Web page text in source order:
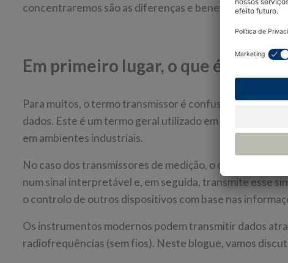
concentraremos são as diferenças e benefícios dos
Em primeiro lugar, o que é um
Para muitos, o termo transmissor é confuso. O nome
dados. Este é um termo geral utilizado em várias
em ambientes industriais.
No caso dos transmissores de medição, o dispositivo
num sinal interpretável e, em seguida, transmite esse
o controlo de outros dispositivos com base nas
Os instrumentos modernos podem transmitir dados
radiofrequências (sem fios). Neste blogue, vamos